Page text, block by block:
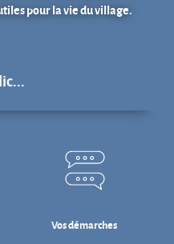
pour la vie du village.
Vos démarches